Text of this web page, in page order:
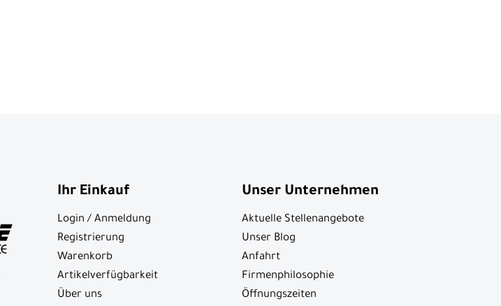
Ihr Einkauf
Login / Anmeldung
Registrierung
Warenkorb
Artikelverfügbarkeit
Über uns
Unser Unternehmen
Aktuelle Stellenangebote
Unser Blog
Anfahrt
Firmenphilosophie
Öffnungszeiten